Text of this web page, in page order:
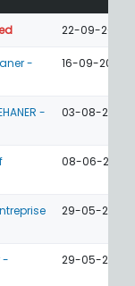
22-09-2026
-
16-09-2026
-
03-08-2026
08-06-2026
29-05-2026
-
29-05-2026